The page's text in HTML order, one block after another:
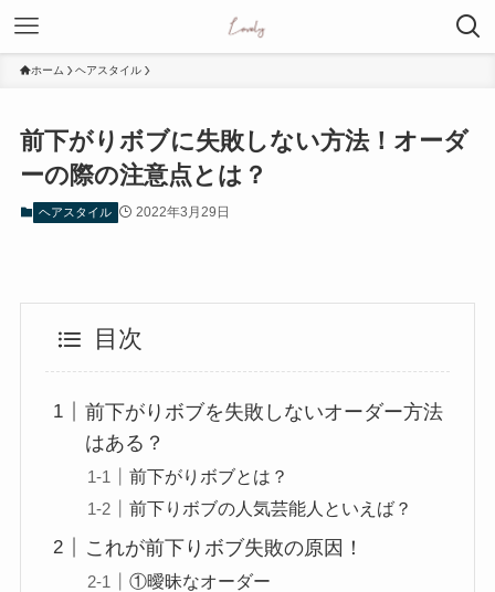
ホーム ヘアスタイル
前下がりボブに失敗しない方法！オーダ
ーの際の注意点とは？
ヘアスタイル 2022年3月29日
目次
前下がりボブを失敗しないオーダー方法
はある？
前下がりボブとは？
前下りボブの人気芸能人といえば？
これが前下りボブ失敗の原因！
①曖昧なオーダー